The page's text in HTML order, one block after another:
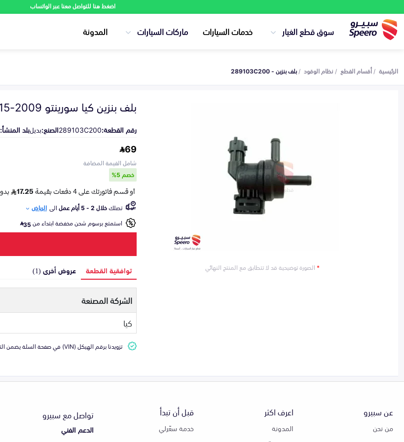
اضغط هنا للتواصل معنا عبر الواتساب
سوق قطع الغيار خدمات السيارات ماركات السيارات المدونة
الرئيسية أقسام القطع نظام الوقود بلف بنزين - 289103C200
*الصورة توضيحية قد لا تتطابق مع المنتج النهائي
بلف بنزين كيا سورينتو 2009-2015
رقم القطعة:289103C200الصنع:بديلبلد المنشأ:
69
شامل القيمة المضافة
خصم 5%
تصلكخلال 2 - 5 أيام عمل الى الرياض
استمتع برسوم شحن مخفضة ابتداء من35
توافقية القطعة عروض أخرى (1)
الشركة المصنعة
كيا
تزويدنا برقم الهيكل (VIN) في صفحة السلة يضمن التطابق التام للقطعة مع سيارتك
عن سبيرو
من نحن
اعرف اكثر
المدونة
قبل أن تبدأ
خدمة سعّرلي
تواصل مع سبيرو
الدعم الفني